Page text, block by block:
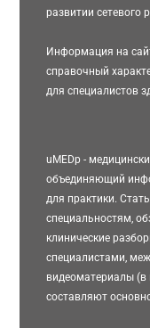
развитии сетевого
Информация на
справочный
для специалистов
uMEDp -
объединяющий
для практики.
специальностям,
клинические
специалистами,
видеоматериалы (в
составляют